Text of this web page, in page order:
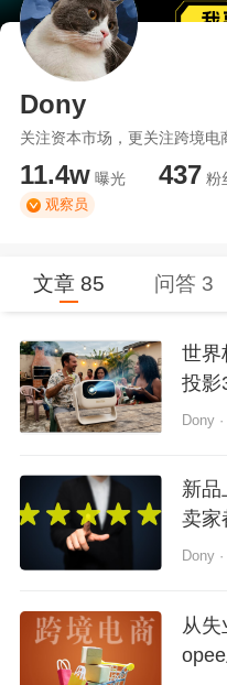
Dony
关注资本市场，更关注跨境电
11.4w 曝光 437 粉
观察员
文章 85 问答 3
世界
投影
Dony·
新品
卖家
辑
Dony·
从